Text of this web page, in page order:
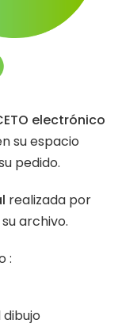
electrónico
su espacio
pedido.
realizada por
archivo.
: